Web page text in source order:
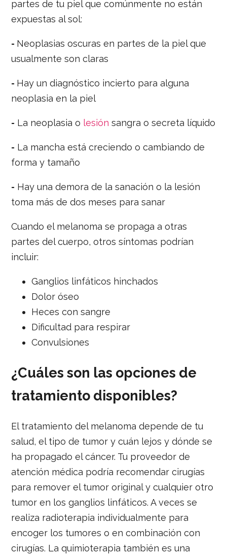
partes de tu piel que comúnmente no están
expuestas al sol:
- Neoplasias oscuras en partes de la piel que
usualmente son claras
- Hay un diagnóstico incierto para alguna
neoplasia en la piel
- La neoplasia o lesión sangra o secreta líquido
- La mancha está creciendo o cambiando de
forma y tamaño
- Hay una demora de la sanación o la lesión
toma más de dos meses para sanar
Cuando el melanoma se propaga a otras
partes del cuerpo, otros síntomas podrían
incluir:
Ganglios linfáticos hinchados
Dolor óseo
Heces con sangre
Dificultad para respirar
Convulsiones
¿Cuáles son las opciones de
tratamiento disponibles?
El tratamiento del melanoma depende de tu
salud, el tipo de tumor y cuán lejos y dónde se
ha propagado el cáncer. Tu proveedor de
atención médica podría recomendar cirugías
para remover el tumor original y cualquier otro
tumor en los ganglios linfáticos. A veces se
realiza radioterapia individualmente para
encoger los tumores o en combinación con
cirugías. La quimioterapia también es una